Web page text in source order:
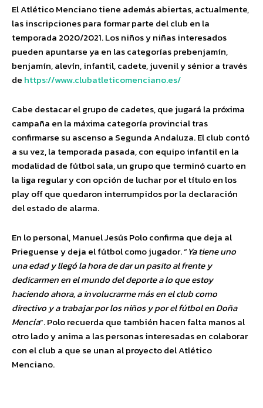
El Atlético Menciano tiene además abiertas, actualmente,
las inscripciones para formar parte del club en la
temporada 2020/2021. Los niños y niñas interesados
pueden apuntarse ya en las categorías prebenjamín,
benjamín, alevín, infantil, cadete, juvenil y sénior a través
de https://www.clubatleticomenciano.es/
Cabe destacar el grupo de cadetes, que jugará la próxima
campaña en la máxima categoría provincial tras
confirmarse su ascenso a Segunda Andaluza. El club contó
a su vez, la temporada pasada, con equipo infantil en la
modalidad de fútbol sala, un grupo que terminó cuarto en
la liga regular y con opción de luchar por el título en los
play off que quedaron interrumpidos por la declaración
del estado de alarma.
En lo personal, Manuel Jesús Polo confirma que deja al
Prieguense y deja el fútbol como jugador. “Ya tiene uno
una edad y llegó la hora de dar un pasito al frente y
dedicarmen en el mundo del deporte a lo que estoy
haciendo ahora, a involucrarme más en el club como
directivo y a trabajar por los niños y por el fútbol en Doña
Mencía“. Polo recuerda que también hacen falta manos al
otro lado y anima a las personas interesadas en colaborar
con el club a que se unan al proyecto del Atlético
Menciano.